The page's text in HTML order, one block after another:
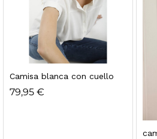
Camisa blanca con cuello
79,95 €